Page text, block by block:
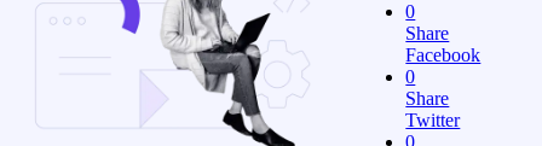
0
Share
Facebook
0
Share
Twitter
0